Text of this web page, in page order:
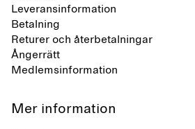
Leveransinformation
Betalning
Returer och återbetalningar
Ångerrätt
Medlemsinformation
Mer information